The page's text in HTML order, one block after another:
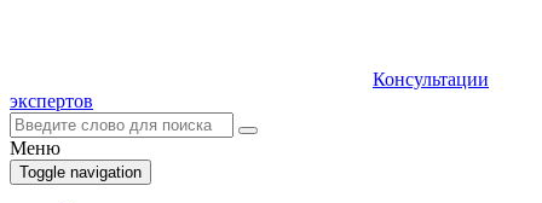
Консультации
экспертов
Меню
Toggle navigation